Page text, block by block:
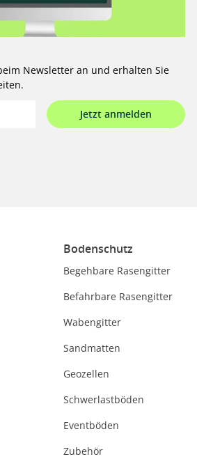
Newsletter an und erhalten Sie
Jetzt anmelden
Bodenschutz
Begehbare Rasengitter
Befahrbare Rasengitter
Wabengitter
Sandmatten
Geozellen
Schwerlastböden
Eventböden
Zubehör